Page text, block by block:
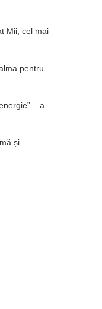
Mii, cel mai
pentru
– a
și…